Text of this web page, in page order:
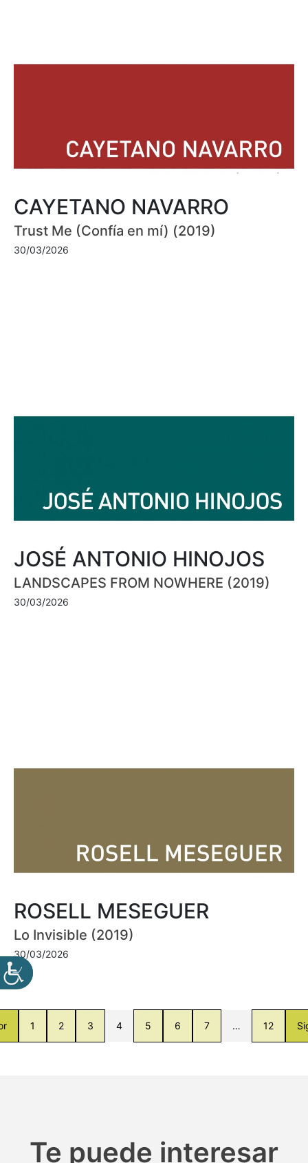
CAYETANO NAVARRO
Trust Me (Confía en mí) (2019)
30/03/2026
JOSÉ ANTONIO HINOJOS
LANDSCAPES FROM NOWHERE (2019)
30/03/2026
ROSELL MESEGUER
Lo Invisible (2019)
30/03/2026
1 2 3 4 5 6 7 … 12
Te puede interesar